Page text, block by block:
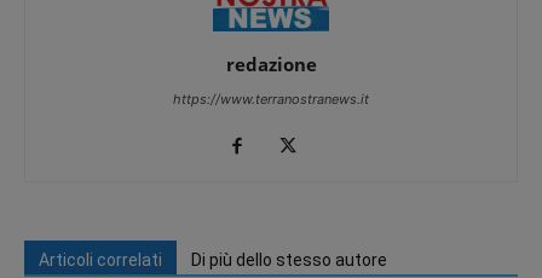
redazione
https://www.terranostranews.it
Articoli correlati Di più dello stesso autore